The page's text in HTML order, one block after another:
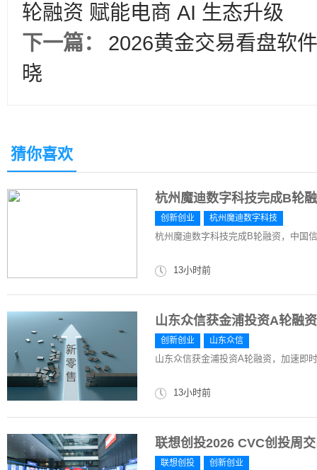
轮融资 赋能电商 AI 生态升级
下一篇：
2026黄金交易看盘软
晓
猜你喜欢
杭州魔迪数字科技完成B轮
创新创业 杭州魔迪数字科技
杭州魔迪数字科技完成B轮融资，中国
13小时前
山东众信获金浦投资A轮融
创新创业 山东众信
山东众信获金浦投资A轮融资，加速即
13小时前
联想创投2026 CVC创投周
联想创投 创新创业